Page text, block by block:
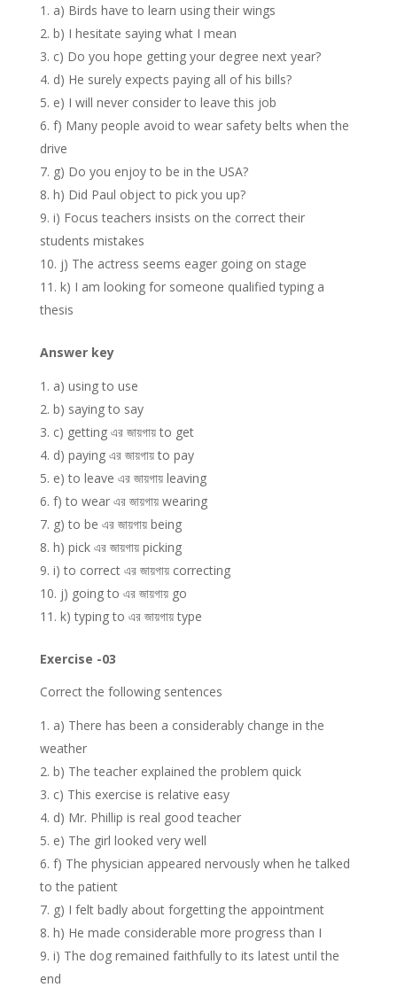
a) Birds have to learn using their wings
b) I hesitate saying what I mean
c) Do you hope getting your degree next year?
d) He surely expects paying all of his bills?
e) I will never consider to leave this job
f) Many people avoid to wear safety belts when the
drive
g) Do you enjoy to be in the USA?
h) Did Paul object to pick you up?
i) Focus teachers insists on the correct their
students mistakes
j) The actress seems eager going on stage
k) I am looking for someone qualified typing a
thesis
Answer key
a) using to use
b) saying to say
c) getting এর জায়গায় to get
d) paying এর জায়গায় to pay
e) to leave এর জায়গায় leaving
f) to wear এর জায়গায় wearing
g) to be এর জায়গায় being
h) pick এর জায়গায় picking
i) to correct এর জায়গায় correcting
j) going to এর জায়গায় go
k) typing to এর জায়গায় type
Exercise -03
Correct the following sentences
a) There has been a considerably change in the
weather
b) The teacher explained the problem quick
c) This exercise is relative easy
d) Mr. Phillip is real good teacher
e) The girl looked very well
f) The physician appeared nervously when he talked
to the patient
g) I felt badly about forgetting the appointment
h) He made considerable more progress than I
i) The dog remained faithfully to its latest until the
end